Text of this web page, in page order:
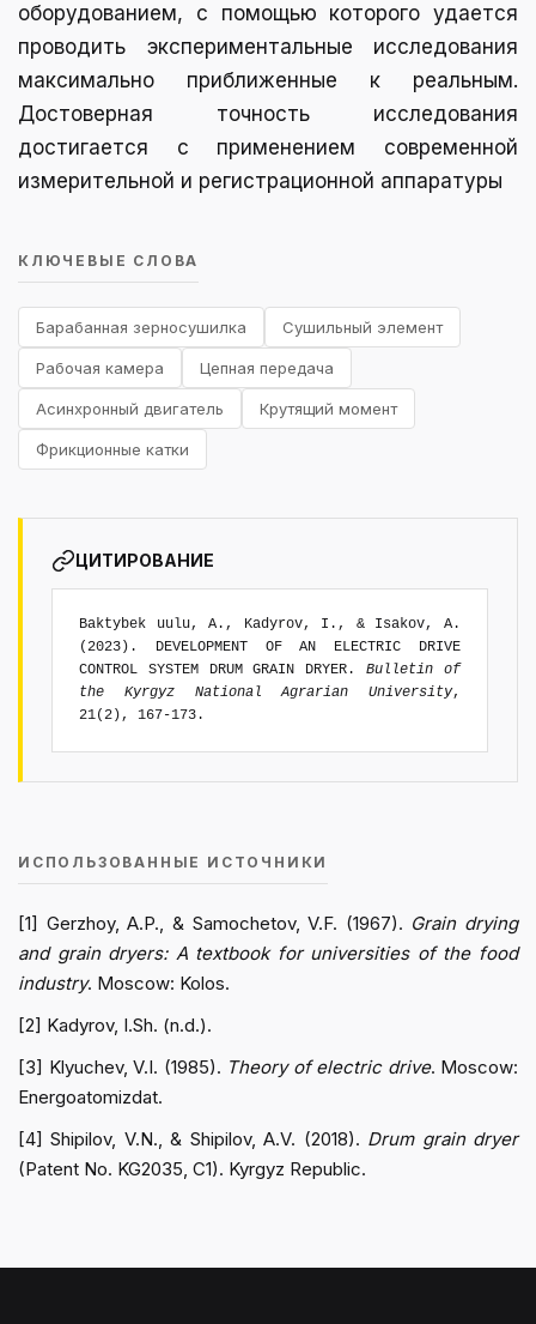
оборудованием, с помощью которого удается
проводить экспериментальные исследования
максимально приближенные к реальным.
Достоверная точность исследования
достигается с применением современной
измерительной и регистрационной аппаратуры
КЛЮЧЕВЫЕ СЛОВА
Барабанная зерносушилка Сушильный элемент
Рабочая камера Цепная передача
Асинхронный двигатель Крутящий момент
Фрикционные катки
ЦИТИРОВАНИЕ
Baktybek uulu, A., Kadyrov, I., & Isakov, A.
(2023). DEVELOPMENT OF AN ELECTRIC DRIVE
CONTROL SYSTEM DRUM GRAIN DRYER.Bulletin of
the Kyrgyz National Agrarian University,
21(2), 167-173.
ИСПОЛЬЗОВАННЫЕ ИСТОЧНИКИ
[1] Gerzhoy, A.P., & Samochetov, V.F. (1967). Grain drying
and grain dryers: A textbook for universities of the food
industry. Moscow: Kolos.
[2] Kadyrov, I.Sh. (n.d.).
[3] Klyuchev, V.I. (1985). Theory of electric drive. Moscow:
Energoatomizdat.
[4] Shipilov, V.N., & Shipilov, A.V. (2018). Drum grain dryer
(Patent No. KG2035, C1). Kyrgyz Republic.